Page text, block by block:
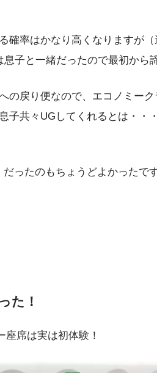
確率はかなり高くなりますが
子と一緒だったので最初から
の戻り便なので、エコノミー
子共々UGしてくれるとは・・
ったのもちょうどよかったです
た！
席は実は初体験！